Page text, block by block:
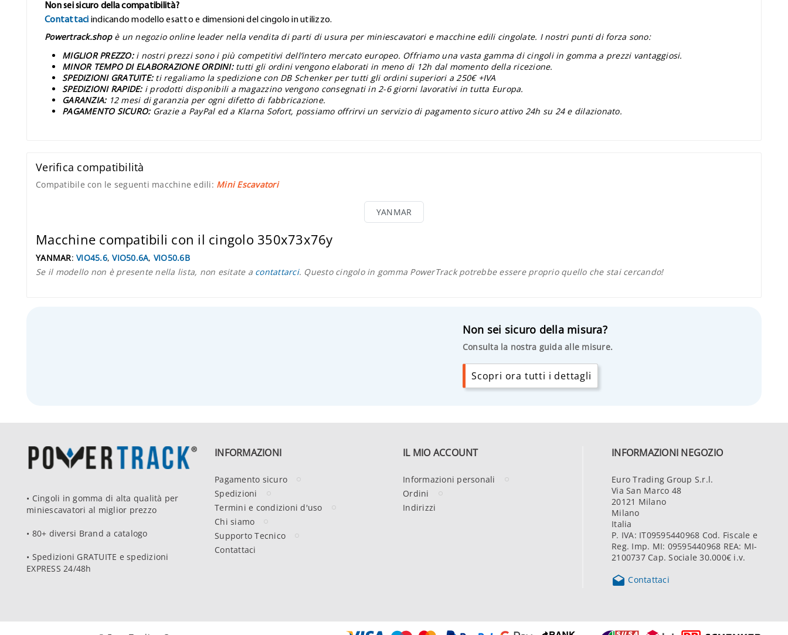
Non sei sicuro della compatibilità?
Contattaci indicando modello esatto e dimensioni del cingolo in utilizzo.
Powertrack.shop è un negozio online leader nella vendita di parti di usura per miniescavatori e macchine edili cingolate. I nostri punti di forza sono:
MIGLIOR PREZZO: i nostri prezzi sono i più competitivi dell’intero mercato europeo. Offriamo una vasta gamma di cingoli in gomma a prezzi vantaggiosi.
MINOR TEMPO DI ELABORAZIONE ORDINI: tutti gli ordini vengono elaborati in meno di 12h dal momento della ricezione.
SPEDIZIONI GRATUITE: ti regaliamo la spedizione con DB Schenker per tutti gli ordini superiori a 250€ +IVA
SPEDIZIONI RAPIDE: i prodotti disponibili a magazzino vengono consegnati in 2-6 giorni lavorativi in tutta Europa.
GARANZIA: 12 mesi di garanzia per ogni difetto di fabbricazione.
PAGAMENTO SICURO: Grazie a PayPal ed a Klarna Sofort, possiamo offrirvi un servizio di pagamento sicuro attivo 24h su 24 e dilazionato.
Verifica compatibilità
Compatibile con le seguenti macchine edili: Mini Escavatori
YANMAR
Macchine compatibili con il cingolo 350x73x76y
YANMAR: VIO45.6,VIO50.6A, VIO50.6B
Se il modello non è presente nella lista, non esitate a contattarci. Questo cingolo in gomma PowerTrack potrebbe essere proprio quello che stai cercando!
Non sei sicuro della misura?
Consulta la nostra guida alle misure.
Scopri ora tutti i dettagli
• Cingoli in gomma di alta qualità per
miniescavatori al miglior prezzo
• 80+ diversi Brand a catalogo
• Spedizioni GRATUITE e spedizioni
EXPRESS 24/48h
INFORMAZIONI
Pagamento sicuro
Spedizioni
Termini e condizioni d'uso
Chi siamo
Supporto Tecnico
Contattaci
IL MIO ACCOUNT
Informazioni personali
Ordini
Indirizzi
INFORMAZIONI NEGOZIO
Euro Trading Group S.r.l.
Via San Marco 48
20121 Milano
Milano
Italia
P. IVA: IT09595440968 Cod. Fiscale e
Reg. Imp. MI: 09595440968 REA: MI-
2100737 Cap. Sociale 30.000€ i.v.
 Contattaci